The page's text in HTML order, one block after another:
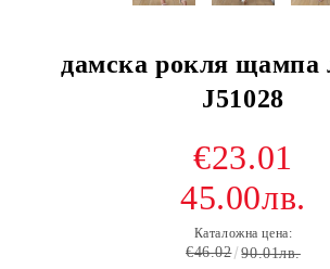
дамска рокля щампа
J51028
€23.01
45.00лв.
Каталожна цена:
€46.02 90.01лв.